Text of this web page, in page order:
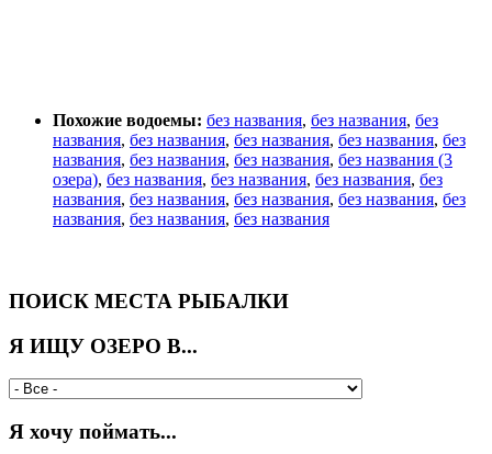
Похожие водоемы: без названия, без названия, без
названия, без названия, без названия, без названия, без
названия, без названия, без названия, без названия (3
озера), без названия, без названия, без названия, без
названия, без названия, без названия, без названия, без
названия, без названия, без названия
ПОИСК МЕСТА РЫБАЛКИ
Я ИЩУ ОЗЕРО В...
Я хочу поймать...